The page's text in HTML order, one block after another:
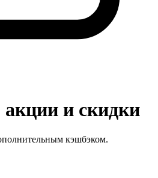
и скидки
кэшбэком.